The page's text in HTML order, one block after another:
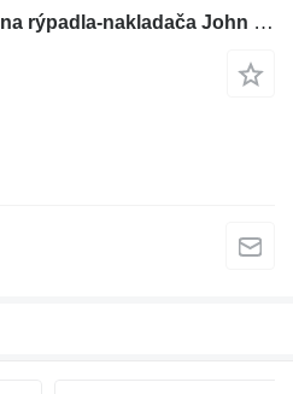
Plynové lanko AT196336 na rýpadla-nakladača John Deere 310G, 310SG,315G, 410G